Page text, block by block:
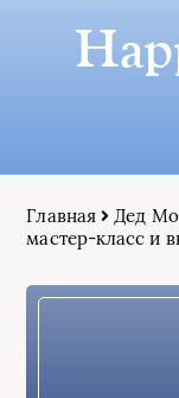
Главная
Дед
мастер-класс и